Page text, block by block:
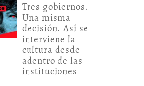
Tres gobiernos.
Una misma
decisión. Así se
interviene la
cultura desde
adentro de las
instituciones